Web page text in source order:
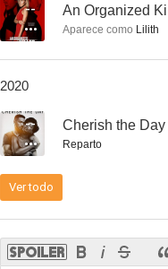
--
-- An Organized
Aparece como Lilith
2020
-- Cherish the Day
Reparto
Ver todo